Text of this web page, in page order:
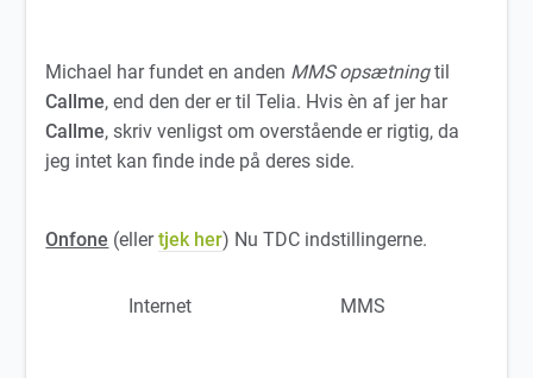
Michael har fundet en anden MMS opsætningtil
Callme, end den der er til Telia. Hvis èn af jer har
Callme, skriv venligst om overstående er rigtig, da
jeg intet kan finde inde på deres side.
Onfone (ellertjek her) Nu TDC indstillingerne.
Internet MMS